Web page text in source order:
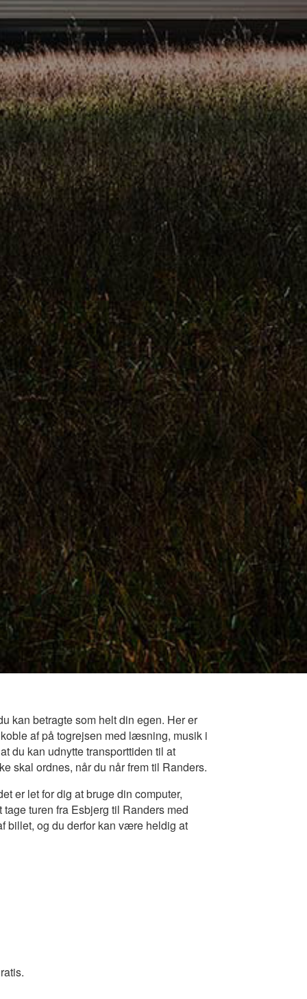
kan betragte som helt din egen. Her er
af på togrejsen med læsning, musik i
du kan udnytte transporttiden til at
skal ordnes, når du når frem til Randers.
er let for dig at bruge din computer,
turen fra Esbjerg til Randers med
billet, og du derfor kan være heldig at